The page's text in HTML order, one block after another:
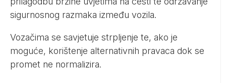
sigurnosnog razmaka između vozila.
Vozačima se savjetuje strpljenje te, ako je
moguće, korištenje alternativnih pravaca dok se
promet ne normalizira.